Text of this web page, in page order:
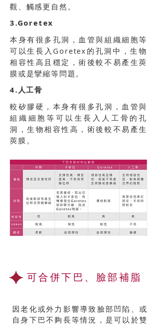
觀、觸感更自然。
3.Goretex
本身有很多孔洞，血管與組織細胞等
可以生長入Goretex的孔洞中，生物
相容性高且穩定，術後較不易產生莢
膜或是攣縮等問題。
4.人工骨
較矽膠硬，本身有很多孔洞，血管與
組織細胞等可以生長入人工骨的孔
洞，生物相容性高，術後較不易產生
莢膜。
可合併下巴、臉部補脂
因老化或外力影響導致臉部凹陷、或
自身下巴不夠長等情況，是可以於雙